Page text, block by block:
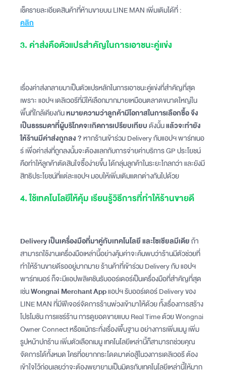
เช็ครายละเอียดสินค้าที่ห้ามขายบน LINE MAN เพิ่มเติมได้ที่ :
คลิก
3. ค่าส่งคือตัวแปรสำคัญในการเอาชนะคู่แข่ง
เรื่องค่าส่งกลายมาเป็นตัวแปรหลักในการเอาชนะคู่แข่งที่สำคัญที่สุด
เพราะ แอปฯ เดลิเวอรีที่มีให้เลือกมากมายเหมือนตลาดขนาดใหญ่ใน
พื้นที่ใกล้เคียงกันหมายความว่าลูกค้ามีโอกาสในการเลือกซื้อ จึง
เป็นธรรมดาที่ผู้บริโภคจะเกิดการเปรียบเทียบดังนั้นแล้วจะทำยัง
ให้ร้านมีค่าส่งถูกลง ?หากร้านเข้าร่วม Delivery กับแอปฯ พาร์ทเนอ
ร์ เพื่อค่าส่งที่ถูกลงนั้นจะต้องแลกกับการจ่ายค่าบริการ GP ประโยชน์
คือทำให้ลูกค้าตัดสินใจซื้อง่ายขึ้น ได้กลุ่มลูกค้าในระยะไกลกว่า และยังมี
สิทธิประโยชน์ที่แต่ละแอปฯ​ มอบให้เพิ่มเติมแตกต่างกันไปด้วย
4. ใช้เทคโนโลยีให้คุ้ม เรียนรู้วิธีการที่ทำให้ร้านขายดี
Delivery เป็นเครื่องมือที่มาคู่กับเทคโนโลยี และโซเชียลมีเดียถ้า
สามารถใช้งานเครื่องมือเหล่านี้อย่างคุ้มค่าจะค้นพบว่าร้านมีตัวช่วยที่
ทำให้ร้านขายดีรออยู่มากมาย ร้านค้าที่เข้าร่วม Delivery กับ แอปฯ
พาร์ทเนอร์ ก็จะมีแอปพลิเคชันรับออร์เดอร์เป็นเครื่องมือที่สำคัญที่สุด
เช่นWongnai Merchant Appแอปฯ รับออร์เดอร์ Delivery ของ
LINE MAN ที่มีฟีเจอร์จัดการร้านพ่วงเข้ามาให้ด้วย ทั้งเรื่องการสร้าง
โปรโมชัน การแชร์ร้าน การดูยอดขายแบบ Real Time ด้วย Wongnai
Owner Connect หรือแม้กระทั่งเรื่องพื้นฐาน อย่างการเพิ่มเมนู เพิ่ม
รูปหน้าปกร้าน เพิ่มตัวเลือกเมนู เทคโนโลยีเหล่านี้ก็สามารถช่วยคุณ
จัดการได้ทั้งหมด ใครที่อยากกระโดดมาต่อสู้ในวงการเดลิเวอรี ต้อง
เข้าใจไว้ก่อนเลยว่าจะต้องพยายามเป็นมิตรกับเทคโนโลยีเหล่านี้ให้มาก